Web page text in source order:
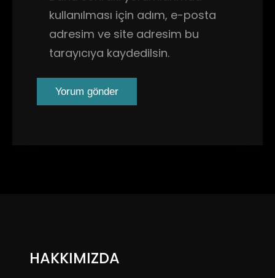
kullanılması için adım, e-posta
adresim ve site adresim bu
tarayıcıya kaydedilsin.
HAKKIMIZDA